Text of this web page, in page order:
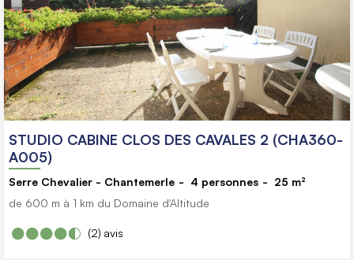
STUDIO CABINE CLOS DES CAVALES 2 (CHA360-
A005)
Serre Chevalier - Chantemerle 4 personnes 25 m²
de 600 m à 1 km du Domaine d'Altitude
avis
(2)